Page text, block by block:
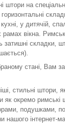
на
у дитячій,
рамах вікна.
складки,
стані, Вам
стильні штори,
окремо римські
подушками,
нашого